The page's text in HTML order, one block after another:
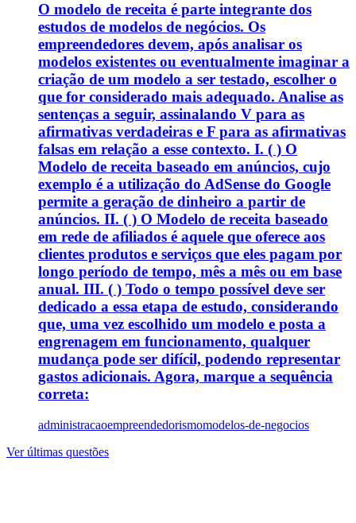
O modelo de receita é parte integrante dos
estudos de modelos de negócios. Os
empreendedores devem, após analisar os
modelos existentes ou eventualmente imaginar a
criação de um modelo a ser testado, escolher o
que for considerado mais adequado. Analise as
sentenças a seguir, assinalando V para as
afirmativas verdadeiras e F para as afirmativas
falsas em relação a esse contexto. I. ( ) O
Modelo de receita baseado em anúncios, cujo
exemplo é a utilização do AdSense do Google
permite a geração de dinheiro a partir de
anúncios. II. ( ) O Modelo de receita baseado
em rede de afiliados é aquele que oferece aos
clientes produtos e serviços que eles pagam por
longo período de tempo, mês a mês ou em base
anual. III. ( ) Todo o tempo possível deve ser
dedicado a essa etapa de estudo, considerando
que, uma vez escolhido um modelo e posta a
engrenagem em funcionamento, qualquer
mudança pode ser difícil, podendo representar
gastos adicionais. Agora, marque a sequência
correta:
administracaoempreendedorismomodelos-de-negocios
Ver últimas questões